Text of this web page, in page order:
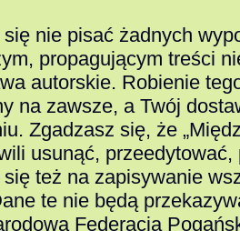
nie pisać żadnych
propagującym treści
autorskie. Robienie
na zawsze, a Twój
Zgadzasz się, że
usunąć,
też na zapisywanie
te nie będą
Federacja